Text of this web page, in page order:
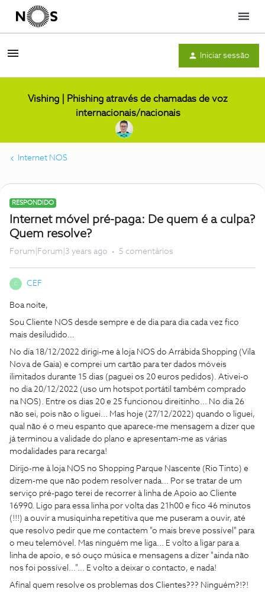
Menu
Iniciar sessão
Vishing | Phishing através de chamadas de voz
internacionais/nacionais
Internet NOS
RESPONDIDO
Internet móvel pré-paga: De quem é a culpa?
Quem resolve?
Forum|Forum|3 years ago 5 comentários
C CEF
Boa noite,
Sou Cliente NOS desde sempre e de dia para dia cada vez fico
mais desiludido…
No dia 18/12/2022 dirigi-me à loja NOS do Arrábida Shopping (Vila
Nova de Gaia) e comprei um cartão para ter dados móveis
ilimitados durante 15 dias (paguei os 20 euros pedidos). Ativei-o
no dia 20/12/2022 (uso um hotspot portátil também comprado
na NOS). Entre os dias 20 e 25 funcionou direitinho... No dia 26
não sei, pois não o liguei... Mas hoje (27/12/2022) quando o liguei,
qual não é o meu espanto que aparece-me mensagem a dizer que
já terminou a validade do plano e apresentam-me as várias
modalidades para recarga!
Dirijo-me à loja NOS no Shopping Parque Nascente (Rio Tinto) e
dizem-me que não podem resolver nada... Por se tratar de um
serviço pré-pago terei de recorrer à linha de Apoio ao Cliente
16990. Ligo para essa linha por volta das 21h00 e fico 46 minutos
(!!!) a ouvir a musiquinha repetitiva que me puseram a ouvir, até
que resolvo pedir que me contactem "o mais breve possível" para
o meu telemóvel. Mas ninguém me liga... E volto a ligar para a
linha de apoio, e só ouço música e mensagens a dizer "ainda não
nos foi possível..."... E volto a deixar o contacto, e nada!
Afinal quem resolve os problemas dos Clientes??? Ninguém?!?!